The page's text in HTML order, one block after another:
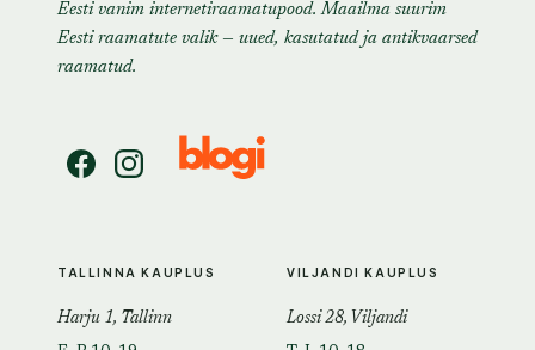
Eesti vanim internetiraamatupood. Maailma suurim
Eesti raamatute valik — uued, kasutatud ja antikvaarsed
raamatud.
TALLINNA KAUPLUS
Harju 1, Tallinn
VILJANDI KAUPLUS
Lossi 28, Viljandi